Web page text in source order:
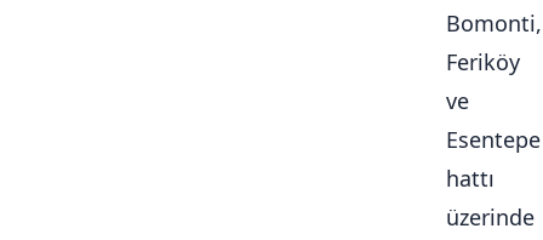
Bomonti,
Feriköy
ve
Esentepe
hattı
üzerinde